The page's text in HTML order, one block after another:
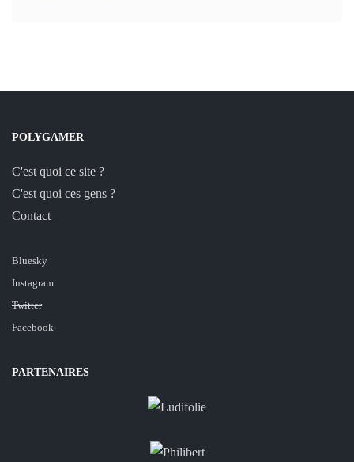
POLYGAMER
C'est quoi ce site ?
C'est quoi ces gens ?
Contact
Bluesky
Instagram
Twitter
Facebook
PARTENAIRES